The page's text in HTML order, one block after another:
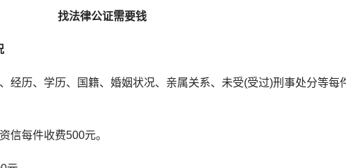
找法律公证需要钱
历、学历、国籍、婚姻状况、亲属关系、未受(受过)刑事处分等每
每件收费500元。